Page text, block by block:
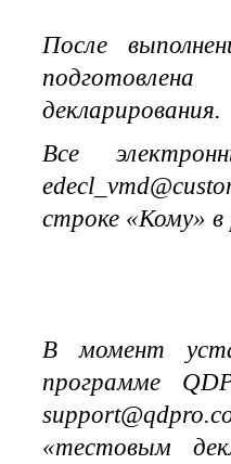
После
декларирования.
Все
строке «Кому»
В момент
программе
«тестовым